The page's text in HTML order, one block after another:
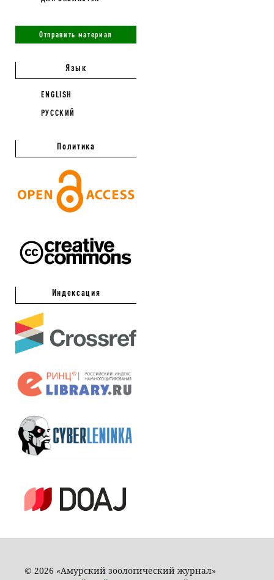
Отправить материал
Язык
ENGLISH
РУССКИЙ
Политика
Индексация
© 2026 «Амурский зоологический журнал»